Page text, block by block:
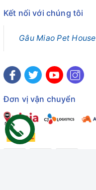
Kết nối với chúng tôi
Gâu Miao Pet House
Đơn vị vận chuyển